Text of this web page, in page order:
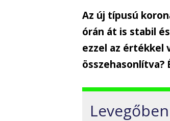
Az új típusú
órán át is stabil
ezzel az értékkel
összehasonlítva?